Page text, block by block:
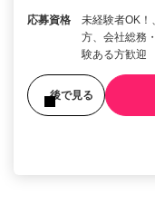
応募資格
未経験者OK
方、会社総務
験ある方歓迎
後で見る